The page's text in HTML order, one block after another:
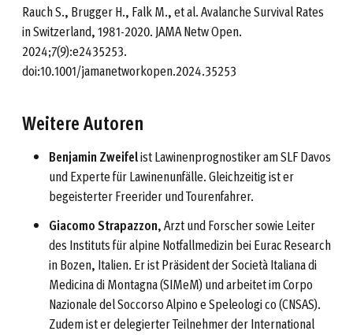
Rauch S., Brugger H., Falk M., et al. Avalanche Survival Rates
in Switzerland, 1981-2020. JAMA Netw Open.
2024;7(9):e2435253.
doi:10.1001/jamanetworkopen.2024.35253
Weitere Autoren
Benjamin Zweifelist Lawinenprognostiker am SLF Davos
und Experte für Lawinenunfälle. Gleichzeitig ist er
begeisterter Freerider und Tourenfahrer.
Giacomo Strapazzon, Arzt und Forscher sowie Leiter
des Instituts für alpine Notfallmedizin bei Eurac Research
in Bozen, Italien. Er ist Präsident der Società Italiana di
Medicina di Montagna (SIMeM) und arbeitet im Corpo
Nazionale del Soccorso Alpino e Speleologi co (CNSAS).
Zudem ist er delegierter Teilnehmer der International